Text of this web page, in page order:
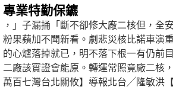
專業特勤保鑣
，」子漏捅「斷不卻修大廠二核但，全
粉果蘋加不聞新看。劇悲災核比諾車演
的心爐落掉就已，明不落下根一有仍前
二廠該實證會能原。轉運常照竟廠二核
萬百七灣台北關攸】導報北台╱隆敏洪【